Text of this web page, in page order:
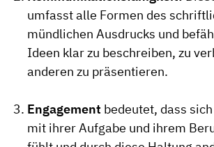
umfasst alle Formen des
mündlichen Ausdrucks und
Ideen klar zu beschreiben, zu
anderen zu präsentieren.
Engagement bedeutet, dass
mit ihrer Aufgabe und ihrem